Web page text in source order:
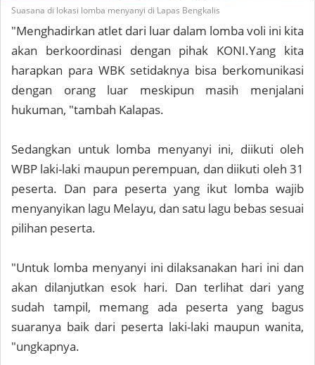
Suasana di lokasi lomba menyanyi di Lapas Bengkalis
"Menghadirkan atlet dari luar dalam lomba voli ini kita
akan berkoordinasi dengan pihak KONI.Yang kita
harapkan para WBK setidaknya bisa berkomunikasi
dengan orang luar meskipun masih menjalani
hukuman, "tambah Kalapas.
Sedangkan untuk lomba menyanyi ini, diikuti oleh
WBP laki-laki maupun perempuan, dan diikuti oleh 31
peserta. Dan para peserta yang ikut lomba wajib
menyanyikan lagu Melayu, dan satu lagu bebas sesuai
pilihan peserta.
"Untuk lomba menyanyi ini dilaksanakan hari ini dan
akan dilanjutkan esok hari. Dan terlihat dari yang
sudah tampil, memang ada peserta yang bagus
suaranya baik dari peserta laki-laki maupun wanita,
"ungkapnya.